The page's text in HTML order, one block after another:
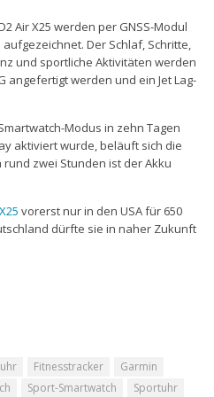
Air X25 werden per GNSS-Modul
Der Schlaf, Schritte,
und sportliche Aktivitäten werden
angefertigt werden und ein Jet Lag-
Modus in zehn Tagen
aktiviert wurde, beläuft sich die
zwei Stunden ist der Akku
vorerst nur in den USA für 650
dürfte sie in naher Zukunft
Fitnesstracker
Garmin
Sport-Smartwatch
Sportuhr